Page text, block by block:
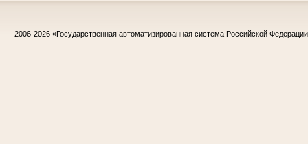
2006-2026 «Государственная автоматизированная система Российской